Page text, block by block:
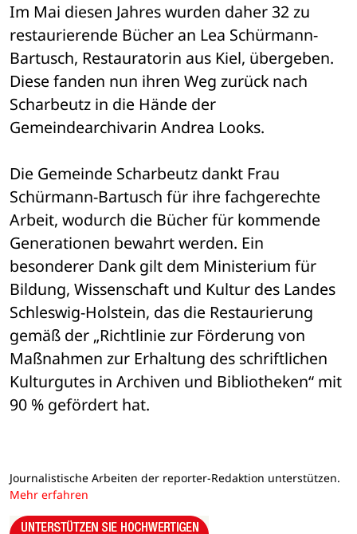
Im Mai diesen Jahres wurden daher 32 zu
restaurierende Bücher an Lea Schürmann-
Bartusch, Restauratorin aus Kiel, übergeben.
Diese fanden nun ihren Weg zurück nach
Scharbeutz in die Hände der
Gemeindearchivarin Andrea Looks.
Die Gemeinde Scharbeutz dankt Frau
Schürmann-Bartusch für ihre fachgerechte
Arbeit, wodurch die Bücher für kommende
Generationen bewahrt werden. Ein
besonderer Dank gilt dem Ministerium für
Bildung, Wissenschaft und Kultur des Landes
Schleswig-Holstein, das die Restaurierung
gemäß der „Richtlinie zur Förderung von
Maßnahmen zur Erhaltung des schriftlichen
Kulturgutes in Archiven und Bibliotheken“ mit
90 % gefördert hat.
Journalistische Arbeiten der reporter-Redaktion unterstützen.
Mehr erfahren